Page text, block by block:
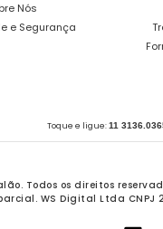
Nós
e Segurança
Toque e ligue:11
Todos os direitos
WS Digital Ltda CNPJ